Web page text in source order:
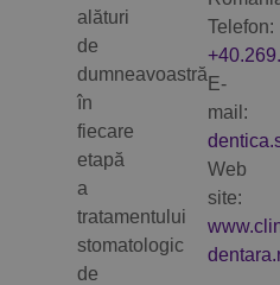
alături
de
dumneavoastră
în
fiecare
etapă
a
tratamentului
stomatologic
de
Telefon:
E-
mail:
Web
site: